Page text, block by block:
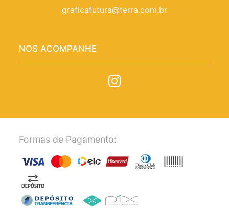
graficafutura@terra.com.br
NOS ACOMPANHE
Formas de Pagamento: